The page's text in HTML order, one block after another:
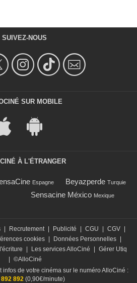
SUIVEZ-NOUS
SUR MOBILE
À L'ÉTRANGER
Espagne Beyazperde Turquie
Sensacine México Mexique
| Recrutement | Publicité | CGU | CGV |
cookies | Données Personnelles |
| Les services AlloCiné | Gérer Utiq
| ©AlloCiné
infos de votre cinéma sur le numéro AlloCiné :
892(0,90€/minute)